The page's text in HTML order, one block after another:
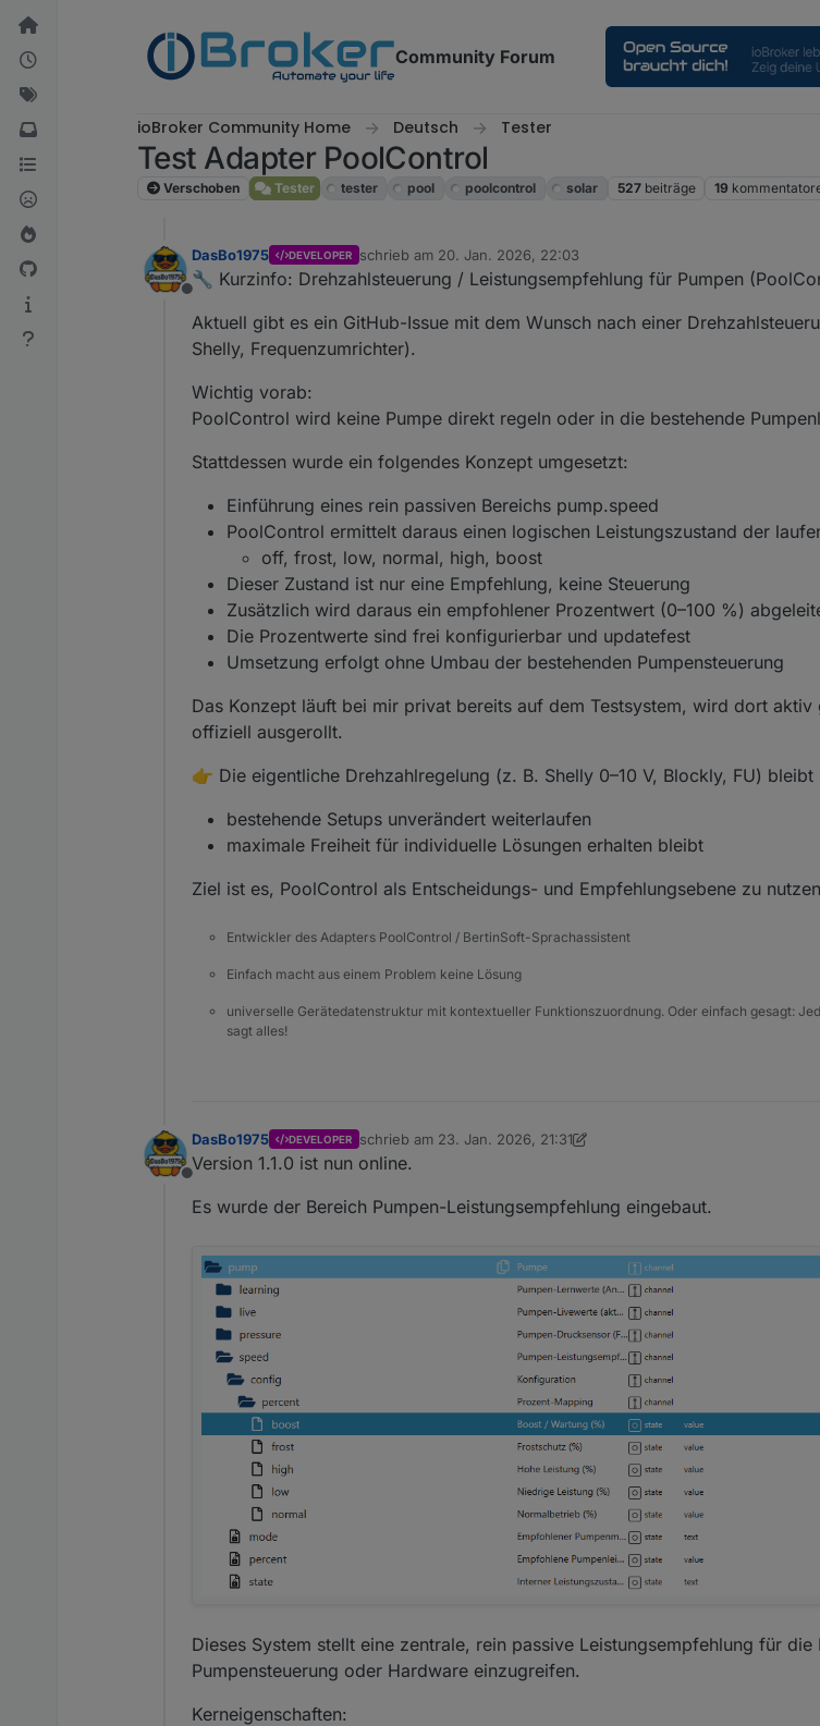
Weiter zum Inhalt
Community Forum
ioBroker Community Home Deutsch Tester
Test Adapter PoolControl
Verschoben Tester tester pool poolcontrol solar 527 beiträge 19
Offline
DasBo1975 DEVELOPER schrieb am 20. Jan. 2026, 22:03
zuletzt editiert von
🔧 Kurzinfo: Drehzahlsteuerung / Leistungsempfehlung für Pumpen
Aktuell gibt es ein GitHub-Issue mit dem Wunsch nach einer
Shelly, Frequenzumrichter).
Wichtig vorab:
PoolControl wird keine Pumpe direkt regeln oder in die bestehende
Stattdessen wurde ein folgendes Konzept umgesetzt:
Einführung eines rein passiven Bereichs pump.speed
PoolControl ermittelt daraus einen logischen Leistungszustand der
off, frost, low, normal, high, boost
Dieser Zustand ist nur eine Empfehlung, keine Steuerung
Zusätzlich wird daraus ein empfohlener Prozentwert (0–100 %)
Die Prozentwerte sind frei konfigurierbar und updatefest
Umsetzung erfolgt ohne Umbau der bestehenden Pumpensteuerung
Das Konzept läuft bei mir privat bereits auf dem Testsystem, wird dort aktiv
offiziell ausgerollt.
👉 Die eigentliche Drehzahlregelung (z. B. Shelly 0–10 V, Blockly, FU)
bestehende Setups unverändert weiterlaufen
maximale Freiheit für individuelle Lösungen erhalten bleibt
Ziel ist es, PoolControl als Entscheidungs- und Empfehlungsebene zu
Entwickler des Adapters PoolControl / BertinSoft-Sprachassistent
Einfach macht aus einem Problem keine Lösung
universelle Gerätedatenstruktur mit kontextueller Funktionszuordnung. Oder einfach gesagt:
sagt alles!
Offline
DasBo1975 DEVELOPER schrieb am 23. Jan. 2026, 21:31
zuletzt editiert von DasBo1975
Version 1.1.0 ist nun online.
Es wurde der Bereich Pumpen-Leistungsempfehlung eingebaut.
Dieses System stellt eine zentrale, rein passive Leistungsempfehlung für
Pumpensteuerung oder Hardware einzugreifen.
Kerneigenschaften: